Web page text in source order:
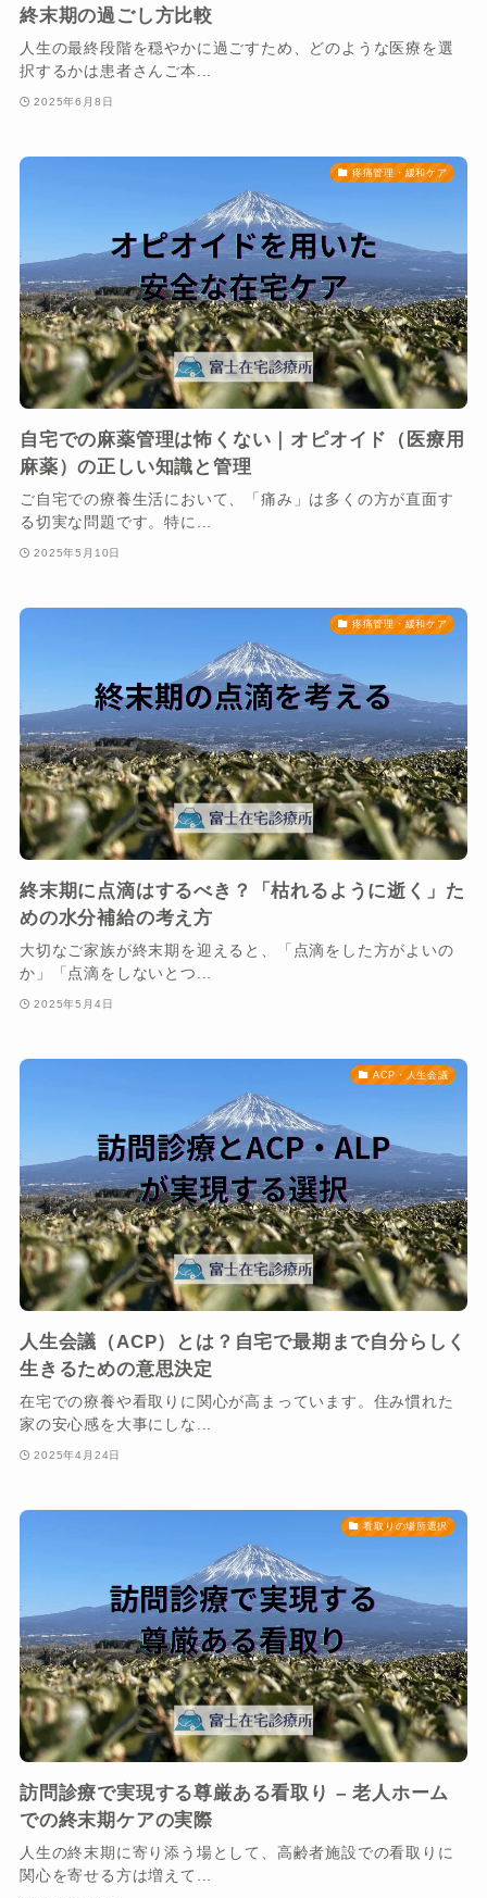
終末期の過ごし方比較
人生の最終段階を穏やかに過ごすため、どのような医療を選
択するかは患者さんご本...
2025年6月8日
疼痛管理・緩和ケア
自宅での麻薬管理は怖くない｜オピオイド（医療用
麻薬）の正しい知識と管理
ご自宅での療養生活において、「痛み」は多くの方が直面す
る切実な問題です。特に...
2025年5月10日
疼痛管理・緩和ケア
終末期に点滴はするべき？「枯れるように逝く」た
めの水分補給の考え方
大切なご家族が終末期を迎えると、「点滴をした方がよいの
か」「点滴をしないとつ...
2025年5月4日
ACP・人生会議
人生会議（ACP）とは？自宅で最期まで自分らしく
生きるための意思決定
在宅での療養や看取りに関心が高まっています。住み慣れた
家の安心感を大事にしな...
2025年4月24日
看取りの場所選択
訪問診療で実現する尊厳ある看取り – 老人ホーム
での終末期ケアの実際
人生の終末期に寄り添う場として、高齢者施設での看取りに
関心を寄せる方は増えて...